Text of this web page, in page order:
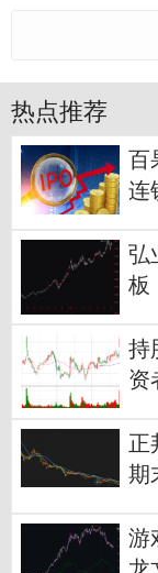
热点推荐
百
连
弘
板
持
资
正
期
游